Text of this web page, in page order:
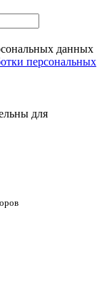
данных
персональных
для